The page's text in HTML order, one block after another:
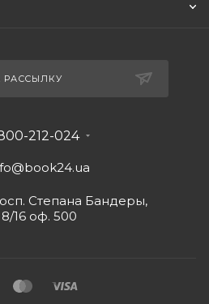
РАССЫЛКУ
212-024
Степана Бандеры,
8/16 оф. 500